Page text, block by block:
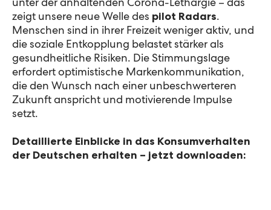
unter der anhaltenden Corona-Lethargie – das
zeigt unsere neue Welle des pilot Radars.
Menschen sind in ihrer Freizeit weniger aktiv, und
die soziale Entkopplung belastet stärker als
gesundheitliche Risiken. Die Stimmungslage
erfordert optimistische Markenkommunikation,
die den Wunsch nach einer unbeschwerteren
Zukunft anspricht und motivierende Impulse
setzt.
Detaillierte Einblicke in das Konsumverhalten
der Deutschen erhalten – jetzt downloaden: